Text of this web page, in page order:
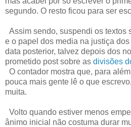
segundo. O resto ficou para ser
Assim sendo, suspendi os textos
e o papel dos media na justiça
data posterior, talvez depois dos
prometido post sobre as divisões
O contador mostra que, para
pouca mais gente lê o que
muita.
Volto quando estiver menos
ânimo inicial não costuma durar